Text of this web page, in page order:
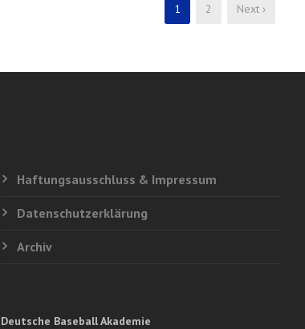
1 2 Next ›
Haftungsausschluss & Impressum
Datenschutzerklärung
Archiv
Deutsche Baseball Akademie